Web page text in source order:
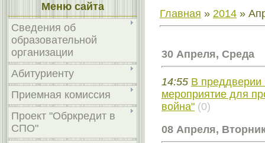
Меню сайта
Сведения об
образовательной
организации
Абитуриенту
Приемная комиссия
Проект "Обркредит в
СПО"
Главная » 2014 »
30 Апреля, Среда
14:55 В преддверии
мероприятие для
война" (0)
08 Апреля,